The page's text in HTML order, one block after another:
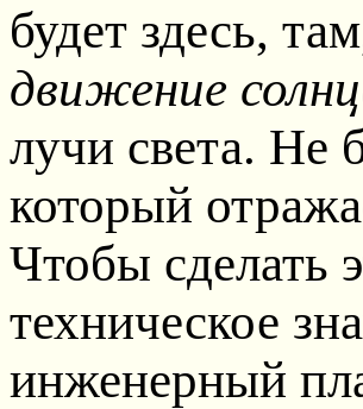
будет здесь,
движение
лучи света. Не
который
Чтобы сделать
техническое
инженерный